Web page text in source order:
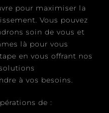
pour maximiser la
Vous pouvez
soin de vous et
là pour vous
en vous offrant nos
à vos besoins.
de :